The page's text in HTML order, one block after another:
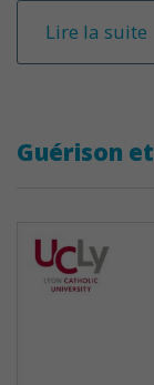
Lire la suite
Guérison